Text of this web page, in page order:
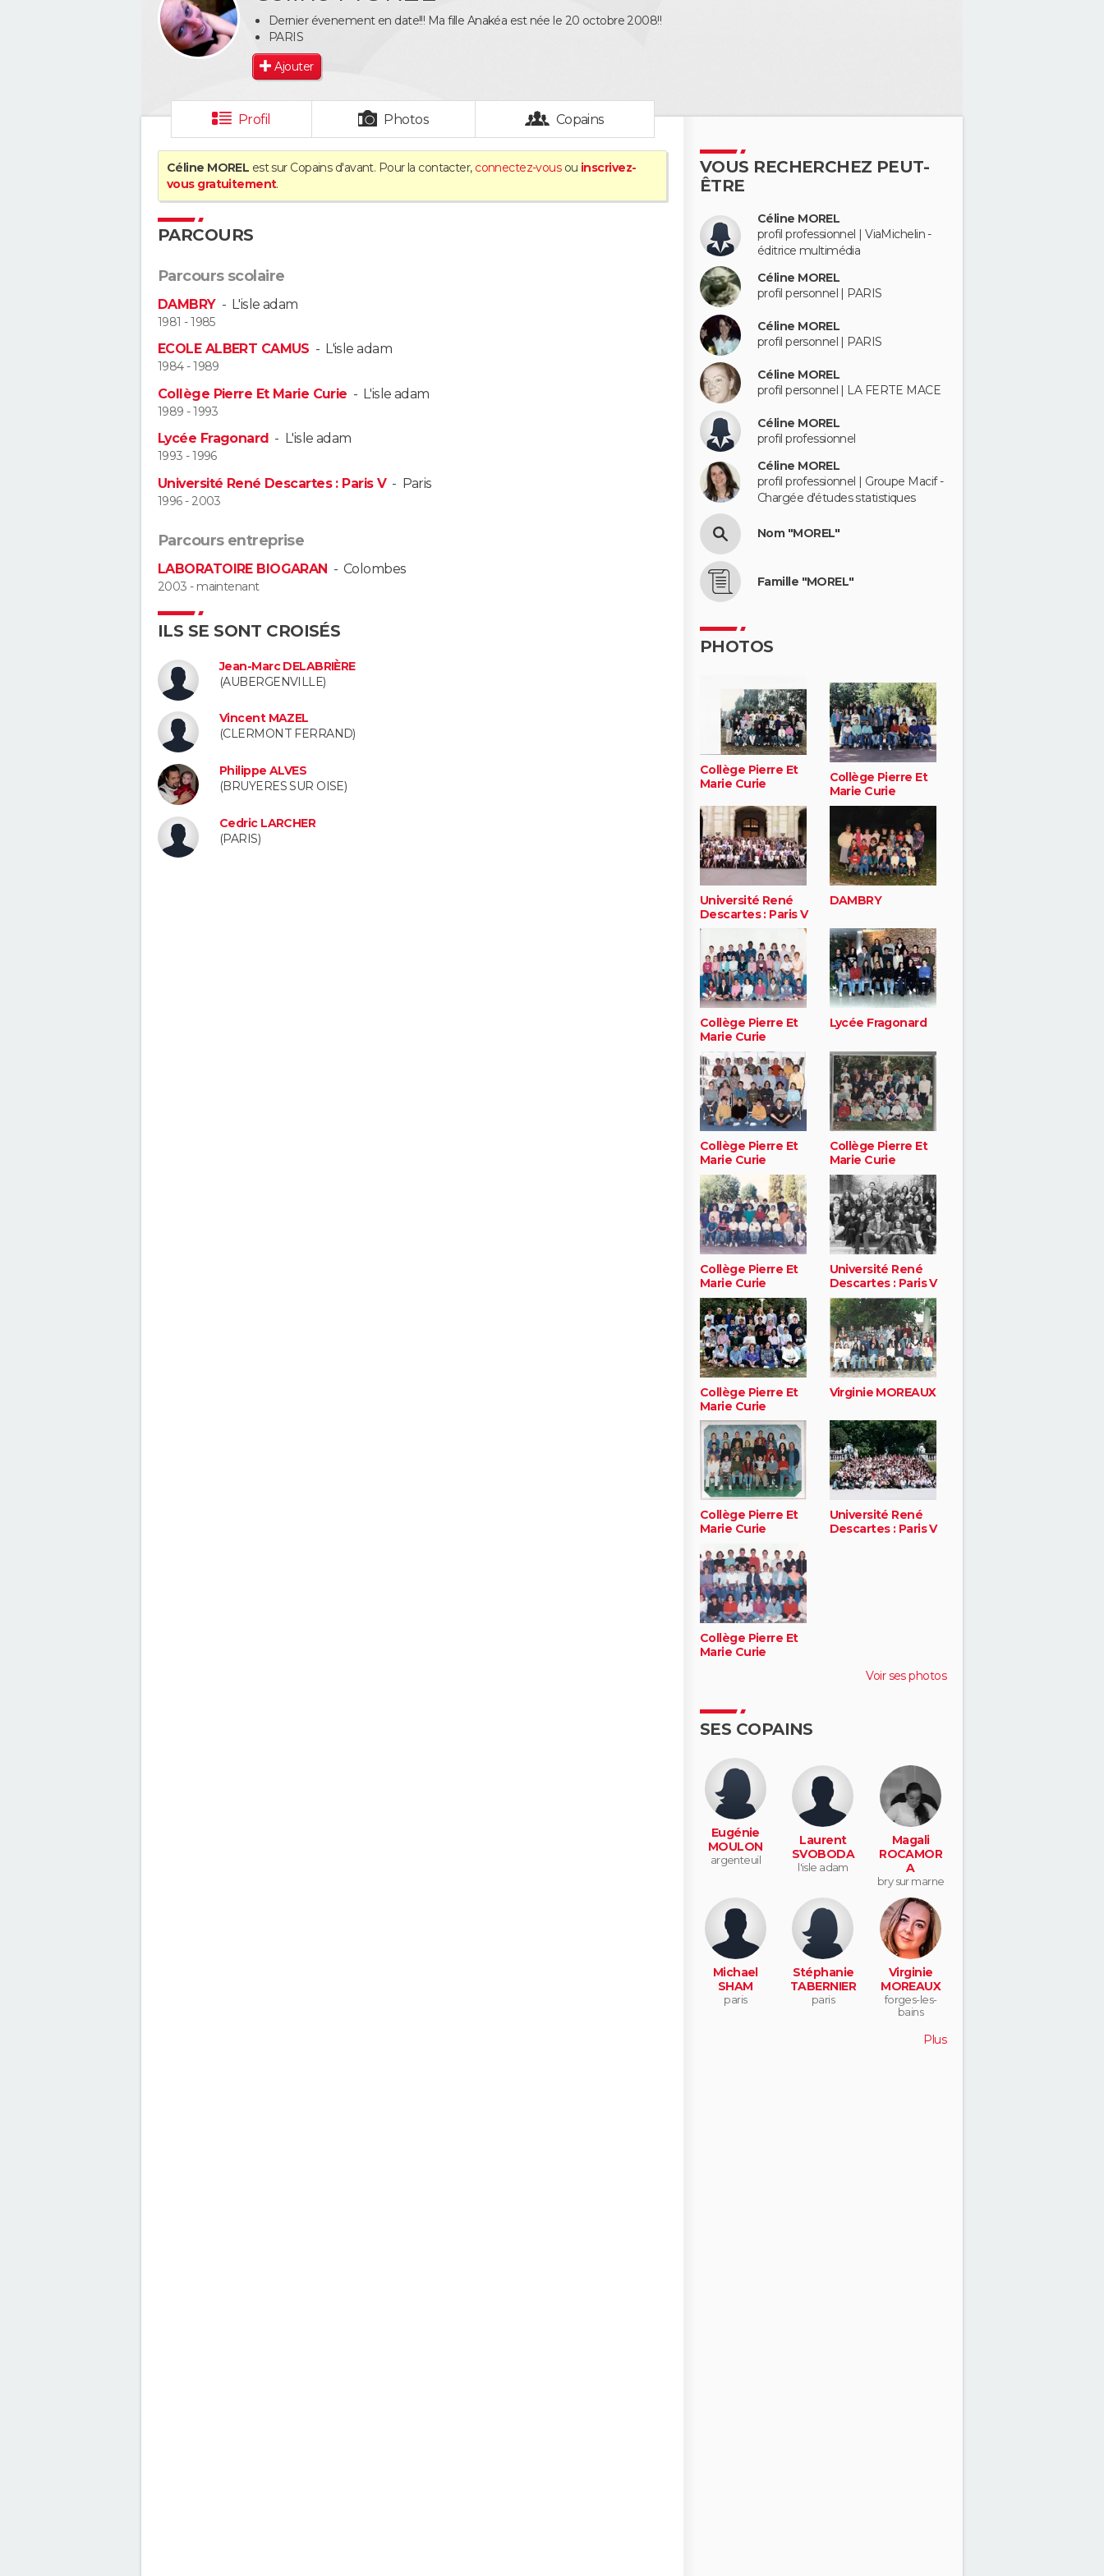
Dernier évenement en date!!! Ma fille Anakéa est née le 20 octobre 2008!!
PARIS
Ajouter
Profil Photos Copains
Céline MOREL est sur Copains d'avant. Pour la contacter, connectez-vousou inscrivez-
vous gratuitement.
PARCOURS
Parcours scolaire
DAMBRY- L'isle adam
1981 - 1985
ECOLE ALBERT CAMUS - L'isle adam
1984 - 1989
Collège Pierre Et Marie Curie - L'isle adam
1989 - 1993
Lycée Fragonard - L'isle adam
1993 - 1996
Université René Descartes : Paris V- Paris
1996 - 2003
Parcours entreprise
LABORATOIRE BIOGARAN -Colombes
2003 - maintenant
ILS SE SONT CROISÉS
Jean-Marc DELABRIÈRE
(AUBERGENVILLE)
Vincent MAZEL
(CLERMONT FERRAND)
Philippe ALVES
(BRUYERES SUR OISE)
Cedric LARCHER
(PARIS)
VOUS RECHERCHEZ PEUT-
ÊTRE
Céline MOREL
profil professionnel | ViaMichelin -
éditrice multimédia
Céline MOREL
profil personnel | PARIS
Céline MOREL
profil personnel | PARIS
Céline MOREL
profil personnel | LA FERTE MACE
Céline MOREL
profil professionnel
Céline MOREL
profil professionnel | Groupe Macif -
Chargée d'études statistiques
Nom "MOREL"
Famille "MOREL"
PHOTOS
Collège Pierre Et
Marie Curie
Collège Pierre Et
Marie Curie
Université René
Descartes : Paris V
DAMBRY
Collège Pierre Et
Marie Curie
Lycée Fragonard
Collège Pierre Et
Marie Curie
Collège Pierre Et
Marie Curie
Collège Pierre Et
Marie Curie
Université René
Descartes : Paris V
Collège Pierre Et
Marie Curie
Virginie MOREAUX
Collège Pierre Et
Marie Curie
Université René
Descartes : Paris V
Collège Pierre Et
Marie Curie
Voir ses photos
SES COPAINS
Eugénie
MOULON
argenteuil
Laurent
SVOBODA
l'isle adam
Magali
ROCAMOR
A
bry sur marne
Michael
SHAM
paris
Stéphanie
TABERNIER
paris
Virginie
MOREAUX
forges-les-
bains
Plus